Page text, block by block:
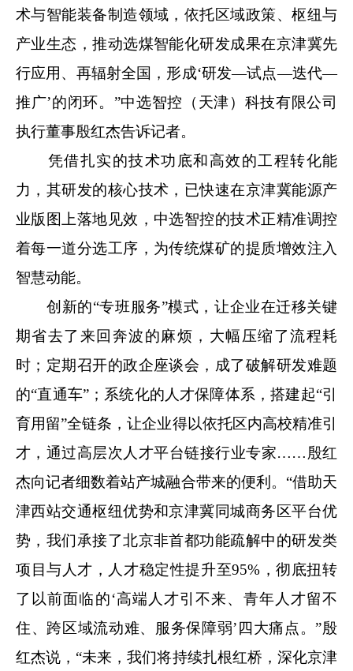
术与智能装备制造领域，依托区域政策、枢纽与
产业生态，推动选煤智能化研发成果在京津冀先
行应用、再辐射全国，形成‘研发—试点—迭代—
推广’的闭环。”中选智控（天津）科技有限公司
执行董事殷红杰告诉记者。
凭借扎实的技术功底和高效的工程转化能
力，其研发的核心技术，已快速在京津冀能源产
业版图上落地见效，中选智控的技术正精准调控
着每一道分选工序，为传统煤矿的提质增效注入
智慧动能。
创新的“专班服务”模式，让企业在迁移关键
期省去了来回奔波的麻烦，大幅压缩了流程耗
时；定期召开的政企座谈会，成了破解研发难题
的“直通车”；系统化的人才保障体系，搭建起“引
育用留”全链条，让企业得以依托区内高校精准引
才，通过高层次人才平台链接行业专家……殷红
杰向记者细数着站产城融合带来的便利。“借助天
津西站交通枢纽优势和京津冀同城商务区平台优
势，我们承接了北京非首都功能疏解中的研发类
项目与人才，人才稳定性提升至95%，彻底扭转
了以前面临的‘高端人才引不来、青年人才留不
住、跨区域流动难、服务保障弱’四大痛点。”殷
红杰说，“未来，我们将持续扎根红桥，深化京津